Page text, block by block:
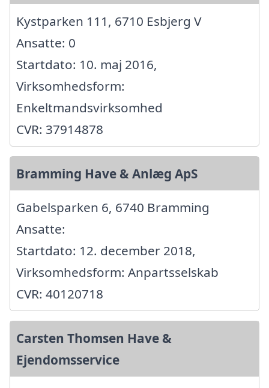
Kystparken 111, 6710 Esbjerg V
Ansatte: 0
Startdato: 10. maj 2016,
Virksomhedsform:
Enkeltmandsvirksomhed
CVR: 37914878
Bramming Have & Anlæg ApS
Gabelsparken 6, 6740 Bramming
Ansatte:
Startdato: 12. december 2018,
Virksomhedsform: Anpartsselskab
CVR: 40120718
Carsten Thomsen Have &
Ejendomsservice